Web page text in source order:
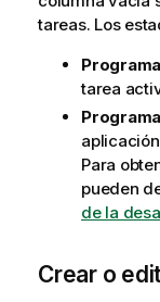
tareas. Los
tarea
Para
pueden
de la
Crear o